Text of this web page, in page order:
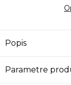
Popis
Parametre